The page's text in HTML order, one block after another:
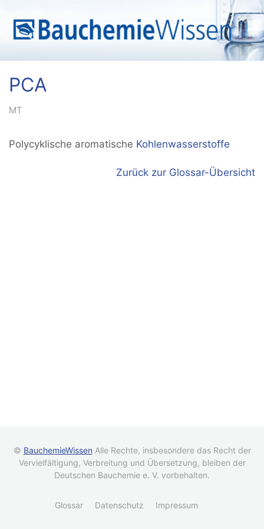
PCA
MT
Polycyklische aromatische Kohlenwasserstoffe
Zurück zur Glossar-Übersicht
© BauchemieWissen Alle Rechte, insbesondere das Recht der
Vervielfältigung, Verbreitung und Übersetzung, bleiben der
Deutschen Bauchemie e. V. vorbehalten.
Glossar Datenschutz Impressum